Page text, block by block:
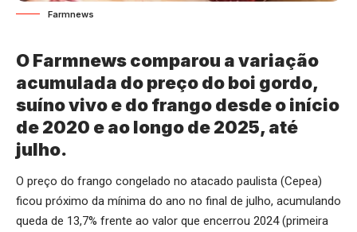
Farmnews
O Farmnews comparou a variação
acumulada do preço do boi gordo,
suíno vivo e do frango desde o início
de 2020 e ao longo de 2025, até
julho.
O preço do frango congelado no atacado paulista (Cepea)
ficou próximo da mínima do ano no final de julho, acumulando
queda de 13,7% frente ao valor que encerrou 2024 (primeira